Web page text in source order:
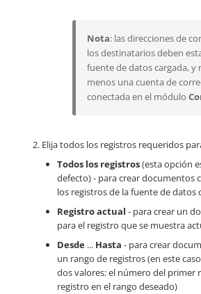
Nota: las direcciones de
los destinatarios deben
fuente de datos cargada, y
menos una cuenta de
conectada en el módulo
Elija todos los registros requeridos
Todos los registros(esta opción
defecto) - para crear documentos
los registros de la fuente de datos
Registro actual - para crear un
para el registro que se muestra
Desde ... Hasta - para crear
un rango de registros (en este
dos valores: el número del primer
registro en el rango deseado)